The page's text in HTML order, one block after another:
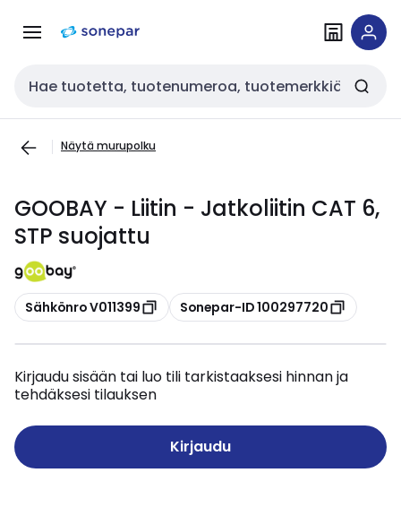
navigointiinsisältöön
Haku
Näytä murupolku
GOOBAY - Liitin - Jatkoliitin CAT 6,
STP suojattu
Kopioi
Sähkönro V011399 Kopioi
Sonepar-ID 100297720
Kirjaudu sisään tai luo tili tarkistaaksesi hinnan ja
tehdäksesi tilauksen
Kirjaudu